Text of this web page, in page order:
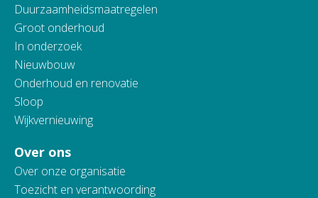
Duurzaamheidsmaatregelen
Groot onderhoud
In onderzoek
Nieuwbouw
Onderhoud en renovatie
Sloop
Wijkvernieuwing
Over ons
Over onze organisatie
Toezicht en verantwoording